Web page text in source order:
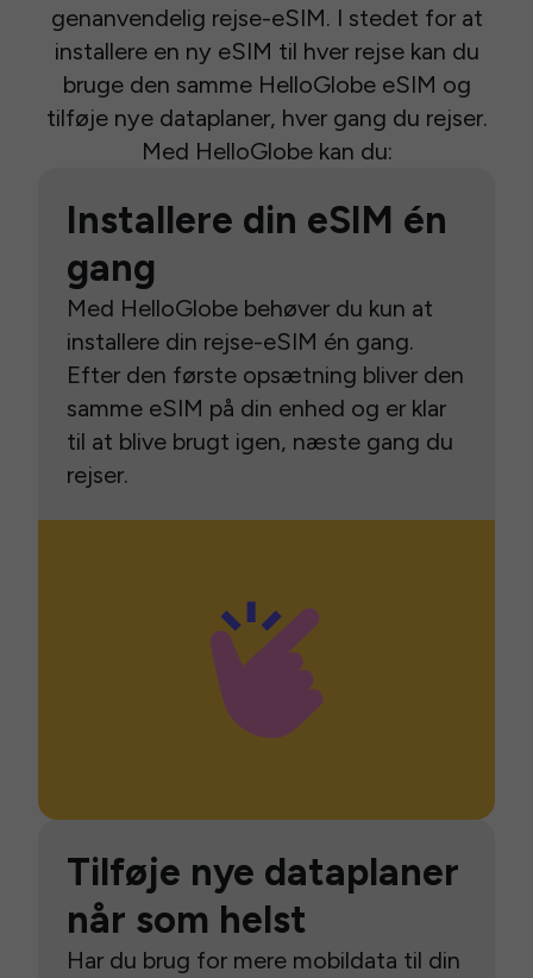
genanvendelig rejse-eSIM. I stedet for at
installere en ny eSIM til hver rejse kan du
bruge den samme HelloGlobe eSIM og
tilføje nye dataplaner, hver gang du rejser.
Med HelloGlobe kan du:
Installere din eSIM én
gang
Med HelloGlobe behøver du kun at
installere din rejse-eSIM én gang.
Efter den første opsætning bliver den
samme eSIM på din enhed og er klar
til at blive brugt igen, næste gang du
rejser.
Tilføje nye dataplaner
når som helst
Har du brug for mere mobildata til din